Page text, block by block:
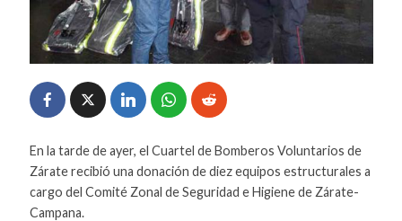
En la tarde de ayer, el Cuartel de Bomberos Voluntarios de
Zárate recibió una donación de diez equipos estructurales a
cargo del Comité Zonal de Seguridad e Higiene de Zárate-
Campana.